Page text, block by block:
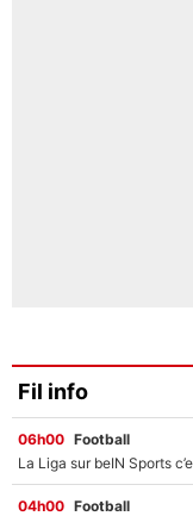
Fil info
06h00 Football
04h00 Football